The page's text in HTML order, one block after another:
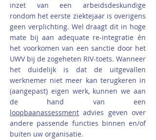
inzet van een arbeidsdeskundige
rondom het eerste ziektejaar is overigens
geen verplichting. Wel draagt dit in hoge
mate bij aan adequate re-integratie én
het voorkomen van een sanctie door het
UWV bij de zogeheten RIV-toets. Wanneer
het duidelijk is dat de uitgevallen
werknemer niet meer kan terugkeren in
(aangepast) eigen werk, kunnen we aan
de hand van een
loopbaanassessment advies geven over
andere passende functies binnen en/of
buiten uw organisatie.